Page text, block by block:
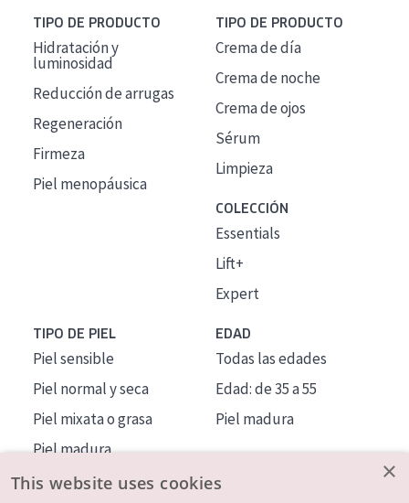
TIPO DE PRODUCTO
Hidratación y
luminosidad
Reducción de arrugas
Regeneración
Firmeza
Piel menopáusica
TIPO DE PRODUCTO
Crema de día
Crema de noche
Crema de ojos
Sérum
Limpieza
COLECCIÓN
Essentials
Lift+
Expert
TIPO DE PIEL
Piel sensible
Piel normal y seca
Piel mixata o grasa
Piel madura
Piel expuesta al sol
EDAD
Todas las edades
Edad: de 35 a 55
Piel madura
×
This website uses cookies